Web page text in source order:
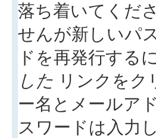
落ち着いてくだ
せんが新しいパ
ドを再発行する
した リンクをク
ー名とメールア
スワードは入力